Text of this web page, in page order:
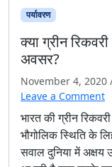
पर्यावरण
क्या ग्रीन
अवसर?
November 4, 2020
Leave a Comment
भारत की ग्रीन
भौगोलिक स्थिति के
सवाल दुनिया में अक्षय